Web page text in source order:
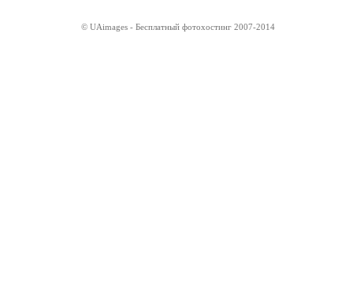
© UAimages - Бесплатный фотохостинг 2007-2014